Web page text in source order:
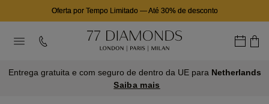
Oferta por Tempo Limitado—Até 30% de desconto
Entrega gratuita e com seguro de dentro da UE para Netherlands
Saiba mais